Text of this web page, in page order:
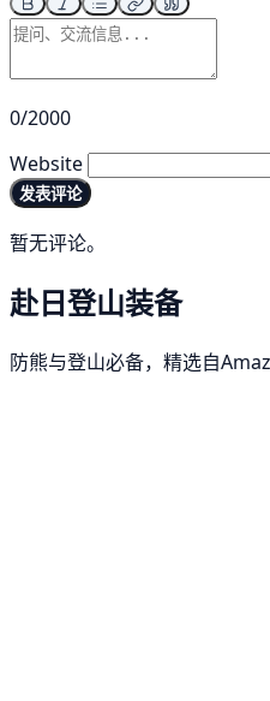
0/2000
Website
发表评论
暂无评论。
赴日登山装备
防熊与登山必备，精选自